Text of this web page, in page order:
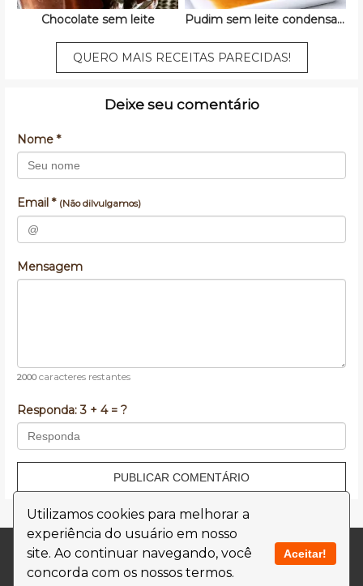
Utilizamos cookies para melhorar a
experiência do usuário em nosso
site. Ao continuar navegando, você
concorda com os nossos termos.
Aceitar!
Chocolate sem leite Pudim sem leite condensado
QUERO MAIS RECEITAS PARECIDAS!
Deixe seu comentário
Nome *
Email * (Não dilvulgamos)
Mensagem
2000caracteres restantes
Responda:3 + 4 = ?
PUBLICAR COMENTÁRIO
Contato
Termos de Uso
Política de Privacidade